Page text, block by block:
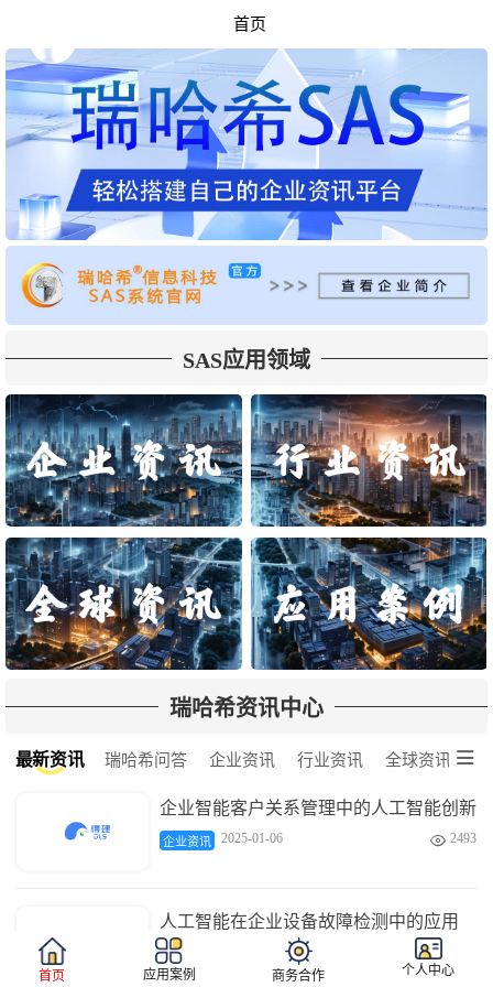
首页
SAS应用领域
瑞哈希资讯中心
最新资讯 瑞哈希问答 企业资讯 行业资讯 全球资讯 
企业智能客户关系管理中的人工智能创新
企业资讯 2025-01-06  2493
人工智能在企业设备故障检测中的应用
企业资讯 
首页
应用案例 商务合作 个人中心